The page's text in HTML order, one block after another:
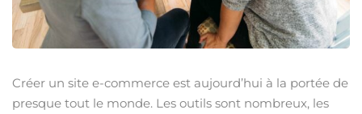
Créer un site e-commerce est aujourd’hui à la portée de
presque tout le monde. Les outils sont nombreux, les